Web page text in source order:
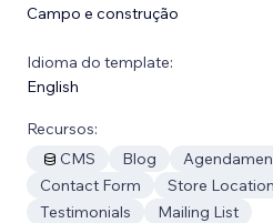
Campo e construção
Idioma do template:
English
Recursos:
CMS
Blog
Contact Form
Store
Testimonials
Mailing List